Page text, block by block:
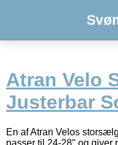
Atran Velo
Justerbar
En af Atran Velos
passer til 24-28″ og giver